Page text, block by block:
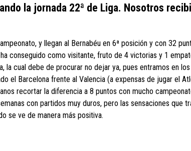
la jornada 22ª de Liga. Nosotros
y llegan al Bernabéu en 6ª posición y con 32
conseguido como visitante, fruto de 4 victorias y 1
la cual debe de procurar no dejar ya, pues entramos en
el Barcelona frente al Valencia (a expensas de jugar el
recortar la diferencia a 8 puntos con mucho
con partidos muy duros, pero las sensaciones que
se ve de manera más positiva.